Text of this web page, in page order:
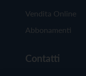
Vendita Online
Abbonamenti
Contatti